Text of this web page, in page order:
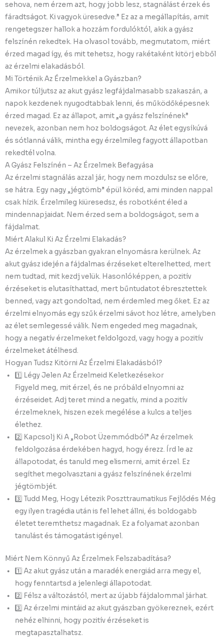
sehova, nem érzem azt, hogy jobb lesz, stagnálást érzek és
fáradtságot. Ki vagyok üresedve.” Ez az a megállapítás, amit
rengetegszer hallok a hozzám fordulóktól, akik a gyász
felszínén rekedtek. Ha olvasol tovább, megmutatom, miért
érzed magad így, és mit tehetsz, hogy rakétaként kitörj ebből
az érzelmi elakadásból.
Mi Történik Az Érzelmekkel a Gyászban?
Amikor túljutsz az akut gyász legfájdalmasabb szakaszán, a
napok kezdenek nyugodtabbak lenni, és működőképesnek
érzed magad. Ez az állapot, amit „a gyász felszínének”
nevezek, azonban nem hoz boldogságot. Az élet egysíkúvá
és sótlanná válik, mintha egy érzelmileg fagyott állapotban
rekedtél volna.
A Gyász Felszínén – Az Érzelmek Befagyása
Az érzelmi stagnálás azzal jár, hogy nem mozdulsz se előre,
se hátra. Egy nagy „jégtömb” épül köréd, ami minden nappal
csak hízik. Érzelmileg kiüresedsz, és robotként éled a
mindennapjaidat. Nem érzed sem a boldogságot, sem a
fájdalmat.
Miért Alakul Ki Az Érzelmi Elakadás?
Az érzelmek a gyászban gyakran elnyomásra kerülnek. Az
akut gyász idején a fájdalmas érzéseket elterelhetted, mert
nem tudtad, mit kezdj velük. Hasonlóképpen, a pozitív
érzéseket is elutasíthattad, mert bűntudatot ébresztettek
benned, vagy azt gondoltad, nem érdemled meg őket. Ez az
érzelmi elnyomás egy szűk érzelmi sávot hoz létre, amelyben
az élet semlegessé válik. Nem engeded meg magadnak,
hogy a negatív érzelmeket feldolgozd, vagy hogy a pozitív
érzelmeket átélhesd.
Hogyan Tudsz Kitörni Az Érzelmi Elakadásból?
1️⃣ Légy Jelen Az Érzelmeid Keletkezésekor
Figyeld meg, mit érzel, és ne próbáld elnyomni az
érzéseidet. Adj teret mind a negatív, mind a pozitív
érzelmeknek, hiszen ezek megélése a kulcs a teljes
élethez.
2️⃣ Kapcsolj Ki A „Robot Üzemmódból” Az érzelmek
feldolgozása érdekében hagyd, hogy érezz. Írd le az
állapotodat, és tanuld meg elismerni, amit érzel. Ez
segíthet megolvasztani a gyász felszínének érzelmi
jégtömbjét.
3️⃣ Tudd Meg, Hogy Létezik Poszttraumatikus Fejlődés Még
egy ilyen tragédia után is fel lehet állni, és boldogabb
életet teremthetsz magadnak. Ez a folyamat azonban
tanulást és támogatást igényel.
Miért Nem Könnyű Az Érzelmek Felszabadítása?
1️⃣ Az akut gyász után a maradék energiád arra megy el,
hogy fenntartsd a jelenlegi állapotodat.
2️⃣ Félsz a változástól, mert az újabb fájdalommal járhat.
3️⃣ Az érzelmi mintáid az akut gyászban gyökereznek, ezért
nehéz elhinni, hogy pozitív érzéseket is
megtapasztalhatsz.